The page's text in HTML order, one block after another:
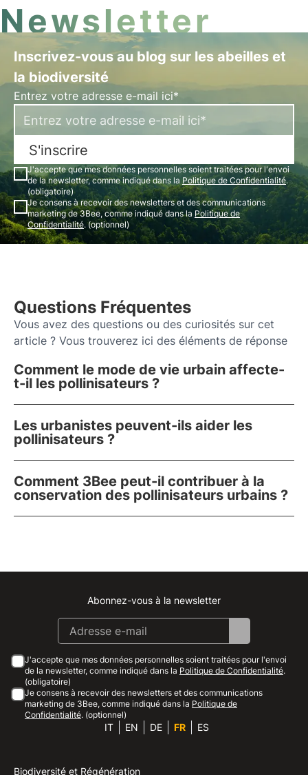
Newsletter
Inscrivez-vous au blog sur les abeilles et
la biodiversité
Entrez votre adresse e-mail ici*
S'inscrire
J'accepte que mes données personnelles soient traitées pour l'envoi
de la newsletter, comme indiqué dans la Politique de Confidentialité.
(obligatoire)
Je consens à recevoir des newsletters et des communications
marketing de 3Bee, comme indiqué dans la Politique de
Confidentialité. (optionnel)
Questions Fréquentes
Vous avez des questions ou des curiosités sur cet
article ? Vous trouverez ici des éléments de réponse
Comment le mode de vie urbain affecte-
t-il les pollinisateurs ?
Les urbanistes peuvent-ils aider les
pollinisateurs ?
Comment 3Bee peut-il contribuer à la
conservation des pollinisateurs urbains ?
Instagram
Facebook
Linkedin
Youtube
Abonnez-vous à la newsletter
J'accepte que mes données personnelles soient traitées pour l'envoi
de la newsletter, comme indiqué dans la Politique de Confidentialité.
(obligatoire)
Je consens à recevoir des newsletters et des communications
marketing de 3Bee, comme indiqué dans la Politique de
Confidentialité. (optionnel)
IT EN DE FR ES
Biodiversité et Régénération